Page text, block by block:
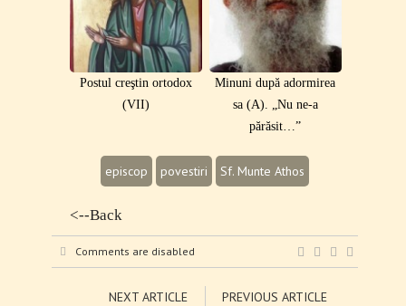
Postul creştin ortodox
(VII)
Minuni după adormirea
sa (A). „Nu ne-a
părăsit…”
episcop povestiri Sf. Munte Athos
<--Back
Comments are disabled
NEXT ARTICLE PREVIOUS ARTICLE